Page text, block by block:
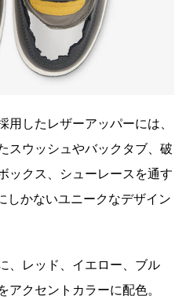
したレザーアッパーには、
スウッシュやバックタブ、破
ックス、シューレースを通す
しかないユニークなデザイン
、レッド、イエロー、ブル
クセントカラーに配色。